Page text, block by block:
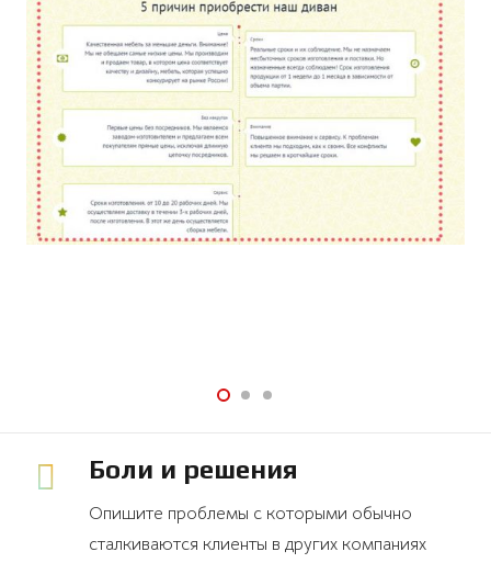
Боли и решения
Опишите проблемы с которыми обычно
сталкиваются клиенты в других компаниях